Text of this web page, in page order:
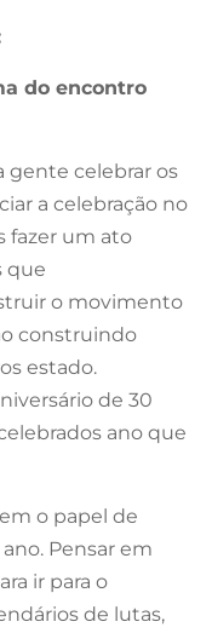
do encontro
gente celebrar os
a celebração no
fazer um ato
que
o movimento
construindo
estado.
de 30
ano que
o papel de
Pensar em
ir para o
de lutas,